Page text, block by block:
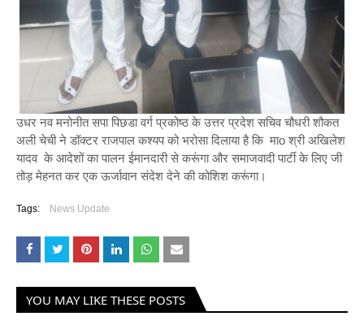
उधर नव मनोनीत सपा पिछडा वर्ग प्रकोष्ठ के उत्तर प्रदेश सचिव चौधरी शौकत
अली चेची ने डॉक्टर राजपाल कश्यप को भरोसा दिलाया है कि माo श्री अखिलेश
यादव के आदेशों का पालन ईमानदारी से करूंगा और समाजवादी पार्टी के लिए जी
तोड़ मेहनत कर एक ऊर्जावान संदेश देने की कोशिश करूंगा।
Tags: News Update
YOU MAY LIKE THESE POSTS